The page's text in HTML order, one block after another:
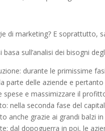
di marketing? E soprattutto,
sull’analisi dei bisogni
durante le primissime
parte delle aziende e
spese e massimizzare il
nella seconda fase del
anche grazie ai grandi balzi
dal dopoguerra in poi, le